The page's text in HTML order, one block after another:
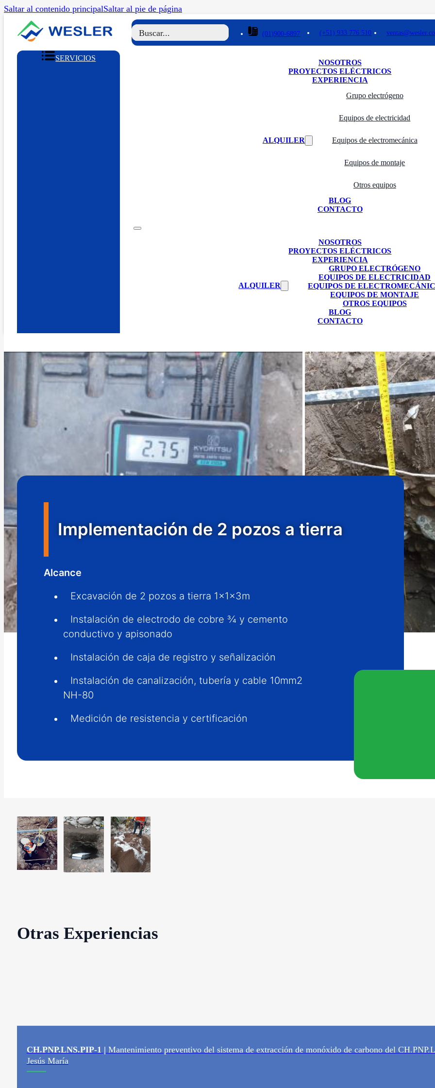
Saltar al contenido principalSaltar al pie de página
(01)900-6897 (+51) 933 776 510
SERVICIOS
NOSOTROS
PROYECTOS ELÉCTRICOS
EXPERIENCIA
ALQUILER
Grupo electrógeno
Equipos de electricidad
Equipos de electromecánica
Equipos de montaje
Otros equipos
BLOG
CONTACTO
NOSOTROS
PROYECTOS ELÉCTRICOS
EXPERIENCIA
ALQUILER
GRUPO ELECTRÓGENO
EQUIPOS DE ELECTRICIDAD
EQUIPOS DE
EQUIPOS DE MONTAJE
OTROS EQUIPOS
BLOG
CONTACTO
Implementación de 2 pozos a tierra
Alcance
Excavación de 2 pozos a tierra 1x1x3m
Instalación de electrodo de cobre ¾ y cemento
conductivo y apisonado
Instalación de caja de registro y señalización
Instalación de canalización, tubería y cable 10mm2
NH-80
Medición de resistencia y certificación
Otras Experiencias
CH.PNP.LNS.PIP-1 | Mantenimiento preventivo del sistema de extracción de monóxido de carbono del
Jesús María